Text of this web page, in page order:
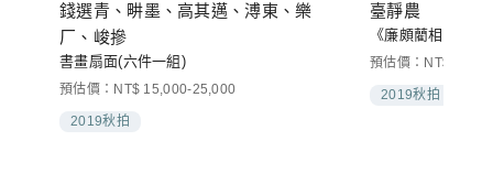
錢選青、畊墨、高其邁、溥東、樂
厂、峻摻
書畫扇面(六件一組)
預估價：NT$ 15,000-25,000
2019秋拍
臺靜農
《廉頗藺相如列
預估價：NT$
2019秋拍